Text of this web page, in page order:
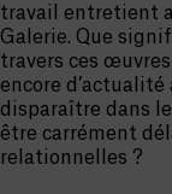
travail entretient
Galerie. Que
travers ces
encore
disparaître dans
être carrément
relationnelles ?